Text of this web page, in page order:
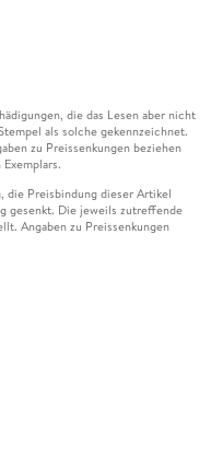
die das Lesen aber nicht
als solche gekennzeichnet.
zu Preissenkungen beziehen
die Preisbindung dieser Artikel
gesenkt. Die jeweils zutreffende
Angaben zu Preissenkungen